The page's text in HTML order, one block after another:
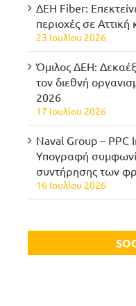
ΔΕΗ Fiber:
περιοχές σε
23 Ιουλίου 2026
Όμιλος ΔΕΗ:
τον διεθνή
2026
17 Ιουλίου 2026
Naval Group – PPC
Υπογραφή
συντήρησης των
16 Ιουλίου 2026